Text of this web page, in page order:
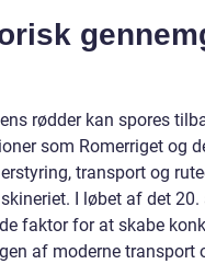
rødder kan spores
som Romerriget og
transport og
I løbet af det
faktor for at skabe
af moderne transport